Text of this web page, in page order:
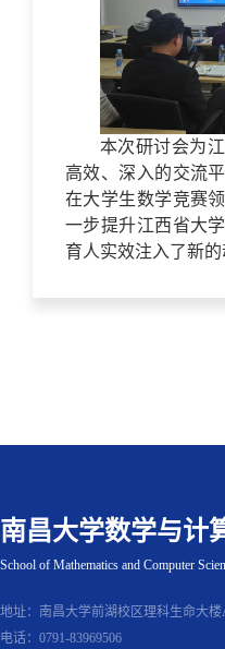
本次研讨会为
高效、深入的交流
在大学生数学竞赛
一步提升江西省大
育人实效注入了新的
南昌大学数学与计
School of Mathematics and Computer
地址：南昌大学前湖校区理科生命大
电话：0791-83969506